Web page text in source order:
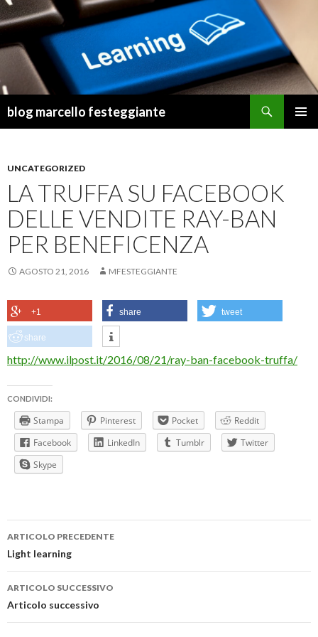
blog marcello festeggiante
UNCATEGORIZED
LA TRUFFA SU FACEBOOK
DELLE VENDITE RAY-BAN
PER BENEFICENZA
AGOSTO 21, 2016 MFESTEGGIANTE
+1 share tweet
share
http://www.ilpost.it/2016/08/21/ray-ban-facebook-truffa/
CONDIVIDI:
Stampa Pinterest Pocket
Reddit
Facebook
LinkedIn Tumblr
Twitter
Skype
Navigazione
articolo
ARTICOLO PRECEDENTE
Light learning
ARTICOLO SUCCESSIVO
Articolo successivo